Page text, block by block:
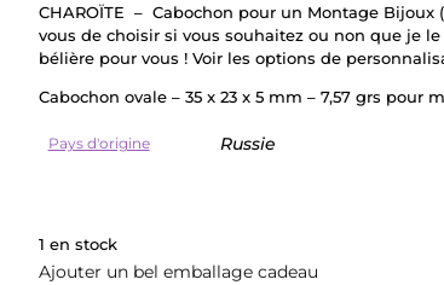
CHAROÏTE – Cabochon pour un Montage Bijoux
vous de choisir si vous souhaitez ou non que je
bélière pour vous ! Voir les options de
Cabochon ovale – 35 x 23 x 5 mm – 7,57 grs pour
Pays d'origine Russie
1 en stock
Ajouter un bel emballage cadeau